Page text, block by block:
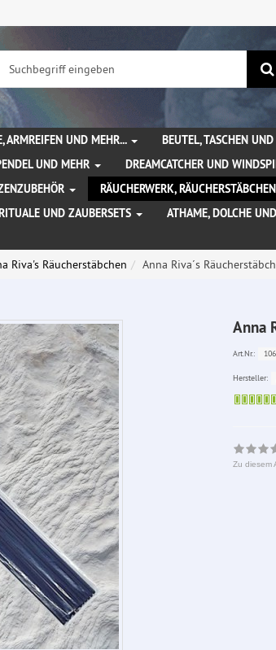
ARMREIFEN UND MEHR...
BEUTEL, TASCHEN
UND MEHR DREAMCATCHER UND
RÄUCHERWERK,
RITUALE UND ZAUBERSETS ATHAME, DOLCHE
Riva's Räucherstäbchen Anna Riva´s
Anna
Art.Nr.:
Hersteller:
Zu diesem